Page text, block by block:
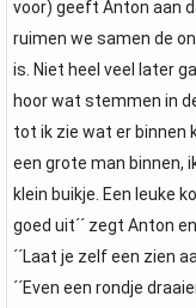
voor) geeft Anton aan
ruimen we samen de
is. Niet heel veel later
hoor wat stemmen in
tot ik zie wat er binnen
een grote man binnen,
klein buikje. Een leuke
goed uit´´ zegt Anton
´´Laat je zelf een zien
´´Even een rondje